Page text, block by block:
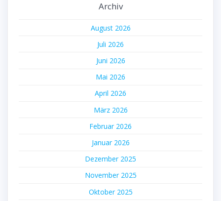
Archiv
August 2026
Juli 2026
Juni 2026
Mai 2026
April 2026
März 2026
Februar 2026
Januar 2026
Dezember 2025
November 2025
Oktober 2025